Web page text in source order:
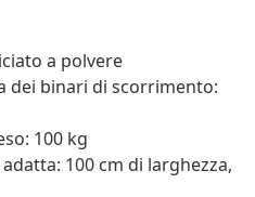
a polvere
dei binari di scorrimento:
100 kg
100 cm di larghezza,